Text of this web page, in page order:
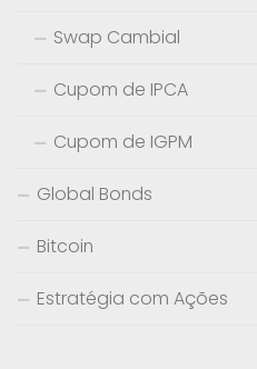
Swap Cambial
Cupom de IPCA
Cupom de IGPM
Global Bonds
Bitcoin
Estratégia com Ações